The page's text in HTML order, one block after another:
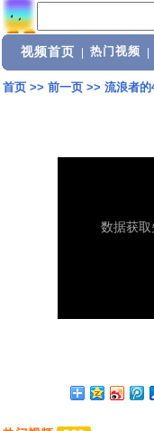
视频首页 热门视频
首页>> 前一页>> 流浪者的